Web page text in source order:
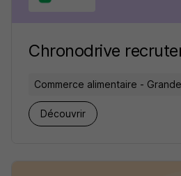
Chronodrive
Commerce alimentaire -
Découvrir